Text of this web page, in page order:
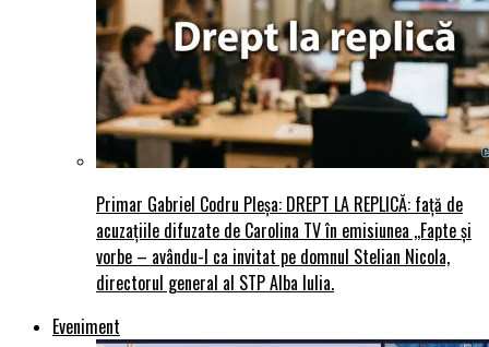
Primar Gabriel Codru Pleșa: DREPT LA REPLICĂ: față de
acuzațiile difuzate de Carolina TV în emisiunea ,,Fapte și
vorbe – avându-l ca invitat pe domnul Stelian Nicola,
directorul general al STP Alba Iulia.
Eveniment